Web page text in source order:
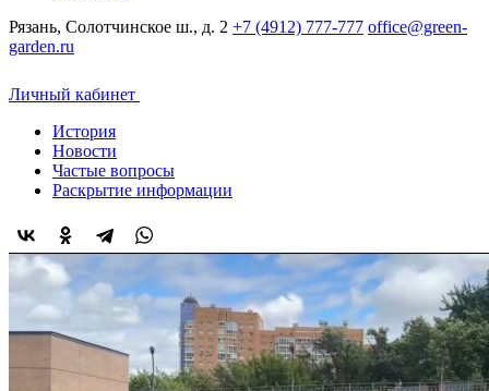
Рязань, Солотчинское ш., д. 2 +7 (4912) 777-777 office@green-
garden.ru
Личный кабинет
История
Новости
Частые вопросы
Раскрытие информации